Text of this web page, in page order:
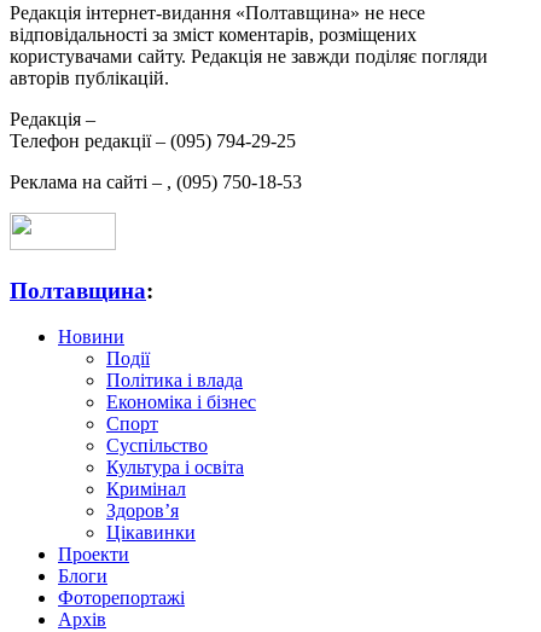
Редакція інтернет-видання «Полтавщина» не несе
відповідальності за зміст коментарів, розміщених
користувачами сайту. Редакція не завжди поділяє погляди
авторів публікацій.
Редакція –
Телефон редакції – (095) 794-29-25
Реклама на сайті – , (095) 750-18-53
Полтавщина:
Новини
Події
Політика і влада
Економіка і бізнес
Спорт
Суспільство
Культура і освіта
Кримінал
Здоров’я
Цікавинки
Проекти
Блоги
Фоторепортажі
Архів